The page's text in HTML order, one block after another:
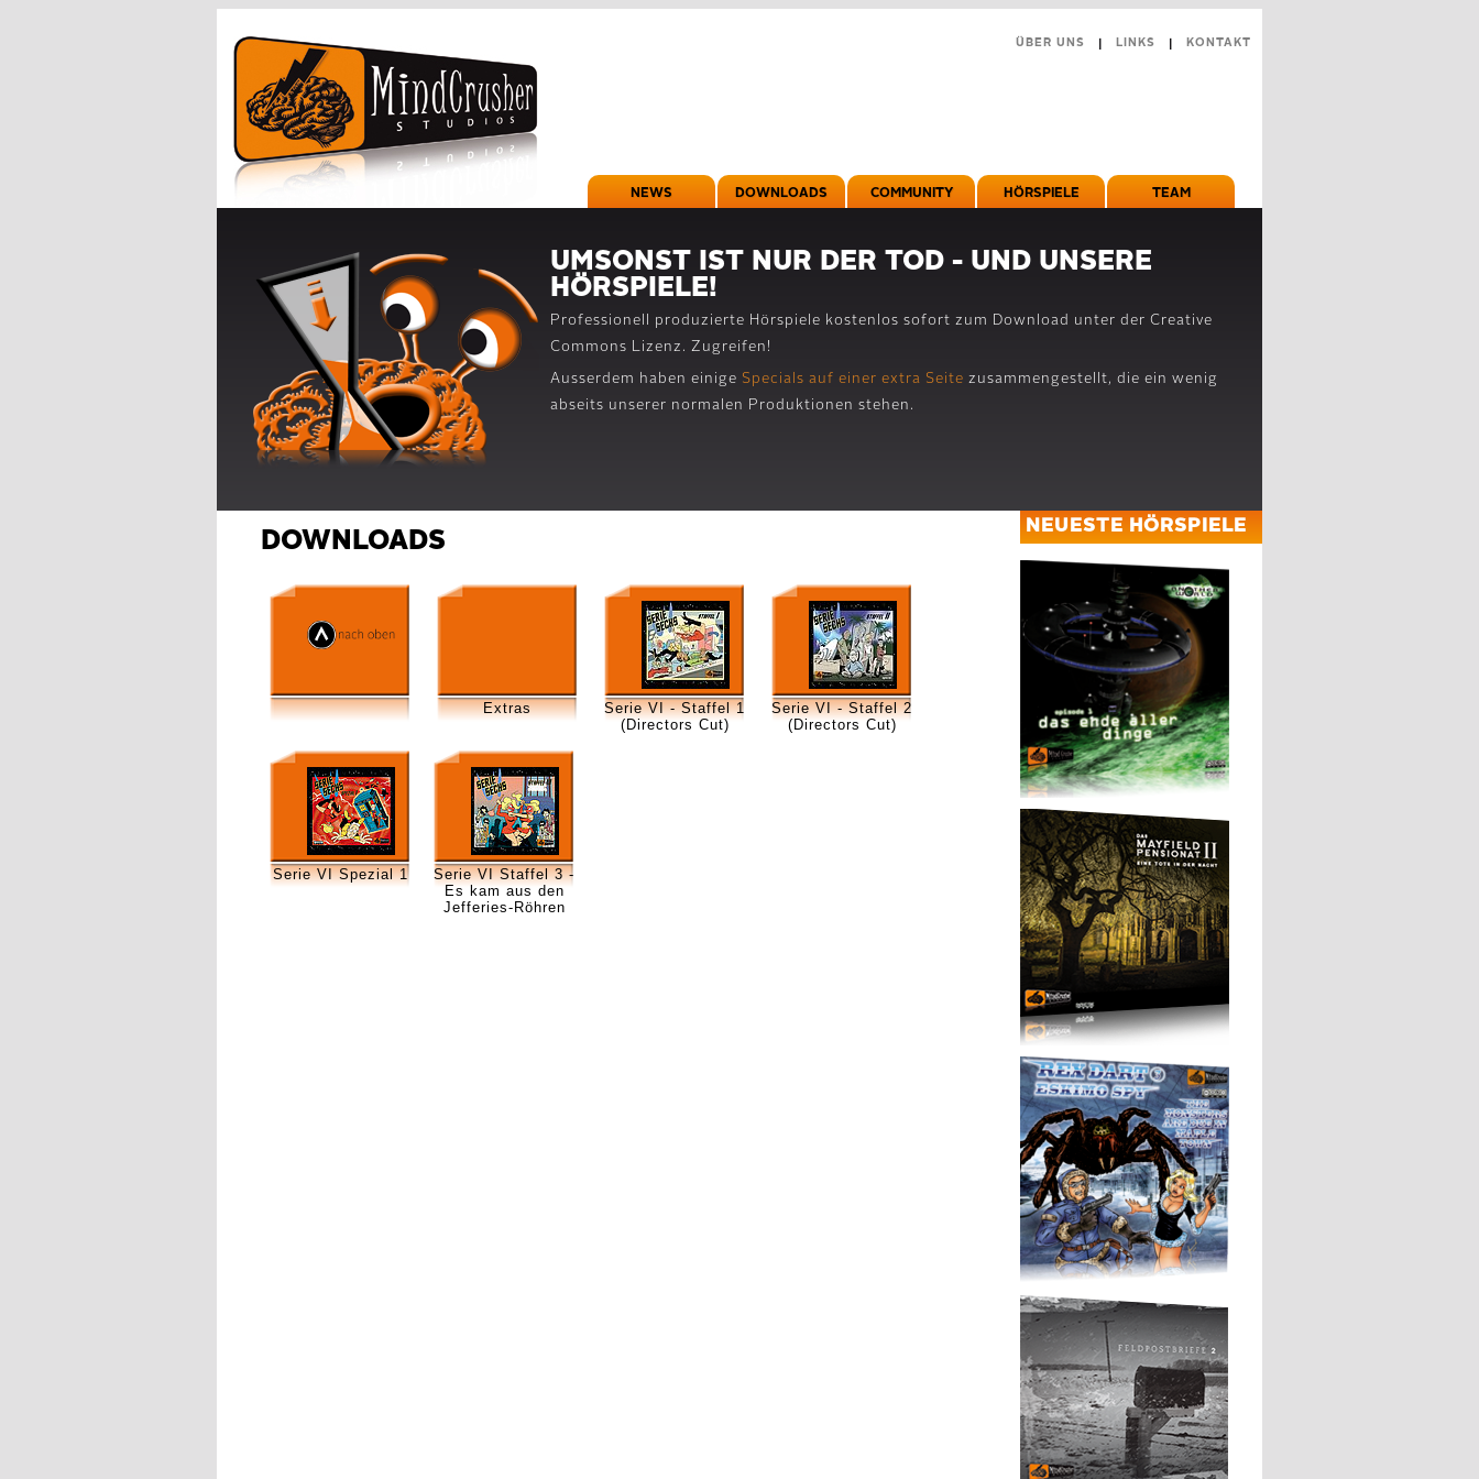
ÜBER UNS LINKS KONTAKT
NEWS DOWNLOADS COMMUNITY HÖRSPIELE TEAM
UMSONST IST NUR DER TOD - UND UNSERE
HÖRSPIELE!
Professionell produzierte Hörspiele kostenlos sofort zum Download unter der Creative
Commons Lizenz. Zugreifen!
Ausserdem haben einige Specials auf einer extra Seite zusammengestellt, die ein wenig
abseits unserer normalen Produktionen stehen.
DOWNLOADS
Extras
Serie VI - Staffel 1
(Directors Cut)
Serie VI - Staffel 2
(Directors Cut)
Serie VI Spezial 1
Serie VI Staffel 3 -
Es kam aus den
Jefferies-Röhren
NEUESTE HÖRSPIELE